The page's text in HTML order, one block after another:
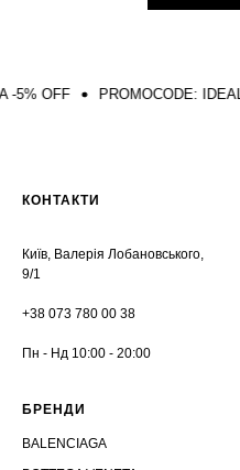
PROMOCODE: IDEALISM05
КОНТАКТИ
Київ, Валерія Лобановського,
9/1
+38 073 780 00 38
Пн - Нд 10:00 - 20:00
БРЕНДИ
BALENCIAGA